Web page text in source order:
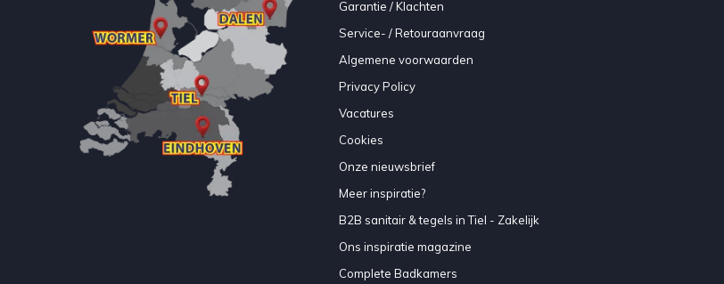
Garantie / Klachten
Service- / Retouraanvraag
Algemene voorwaarden
Privacy Policy
Vacatures
Cookies
Onze nieuwsbrief
Meer inspiratie?
B2B sanitair & tegels in Tiel - Zakelijk
Ons inspiratie magazine
Complete Badkamers